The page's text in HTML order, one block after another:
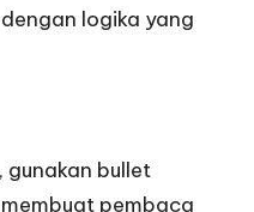
logika yang
gunakan bullet
pembaca